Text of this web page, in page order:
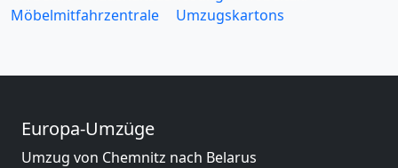
Möbelmitfahrzentrale
Umzugskartons
Europa-Umzüge
Umzug von Chemnitz nach Belarus